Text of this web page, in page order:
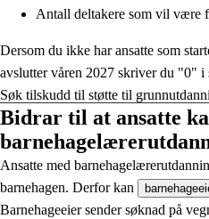
Antall deltakere som vil være
Dersom du ikke har ansatte som
avslutter våren 2027 skriver du "0" i
Søk tilskudd til støtte til
Bidrar til at ansatte
Ansatte med
barnehagen. Derfor kan
Barnehageeier sender søknad på